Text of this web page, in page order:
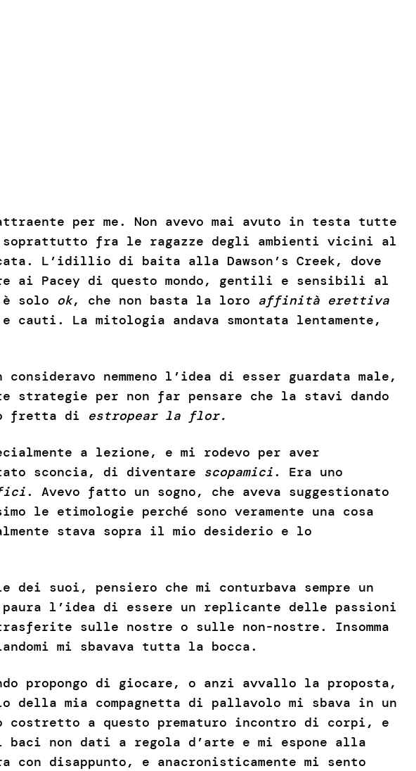
per me. Non avevo mai avuto in testa tutte
fra le ragazze degli ambienti vicini al
L’idillio di baita alla Dawson’s Creek, dove
ai Pacey di questo mondo, gentili e sensibili al
è solo ok, che non basta la loro affinità erettiva
La mitologia andava smontata lentamente,
nemmeno l’idea di esser guardata male,
per non far pensare che la stavi dando
fretta di estropear la flor.
a lezione, e mi rodevo per aver
sconcia, di diventare scopamici. Era uno
. Avevo fatto un sogno, che aveva suggestionato
le etimologie perché sono veramente una cosa
stava sopra il mio desiderio e lo
suoi, pensiero che mi conturbava sempre un
l’idea di essere un replicante delle passioni
sulle nostre o sulle non-nostre. Insomma
mi sbavava tutta la bocca.
propongo di giocare, o anzi avvallo la proposta,
mia compagnetta di pallavolo mi sbava in un
costretto a questo prematuro incontro di corpi, e
baci non dati a regola d’arte e mi espone alla
disappunto, e anacronisticamente mi sento